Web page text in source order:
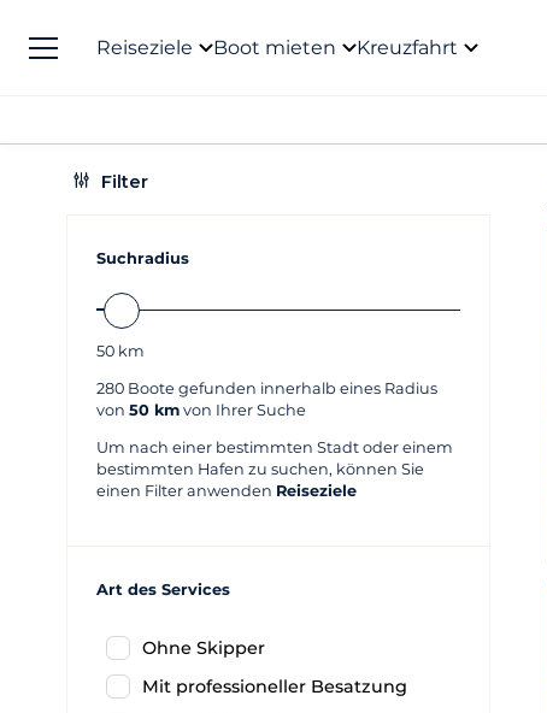
Reiseziele Boot mieten Kreuzfahrt
Filter
Suchradius
50 km
280 Boote gefunden innerhalb eines Radius
von 50 km von Ihrer Suche
Um nach einer bestimmten Stadt oder einem
bestimmten Hafen zu suchen, können Sie
einen Filter anwenden Reiseziele
Art des Services
Ohne Skipper
Mit professioneller Besatzung